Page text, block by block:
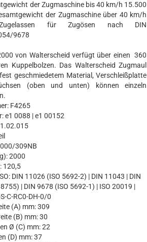
der Zugmaschine bis 40 km/h 15.500
der Zugmaschine über 40 km/h
für Zugösen nach DIN
9678
von Walterscheid verfügt über einen 360
Kuppelbolzen. Das Walterscheid Zugmaul
geschmiedetem Material, Verschleißplatte
(oben und unten) können einzeln
F4265
e1 0088 | e1 00152
309NB
2000
120,5
DIN 11026 (ISO 5692-2) | DIN 11043 | DIN
| DIN 9678 (ISO 5692-1) | ISO 20019 |
C-RC0-DH-0/0
(A) mm: 309
(B) mm: 30
Ø (C) mm: 22
(D) mm: 37